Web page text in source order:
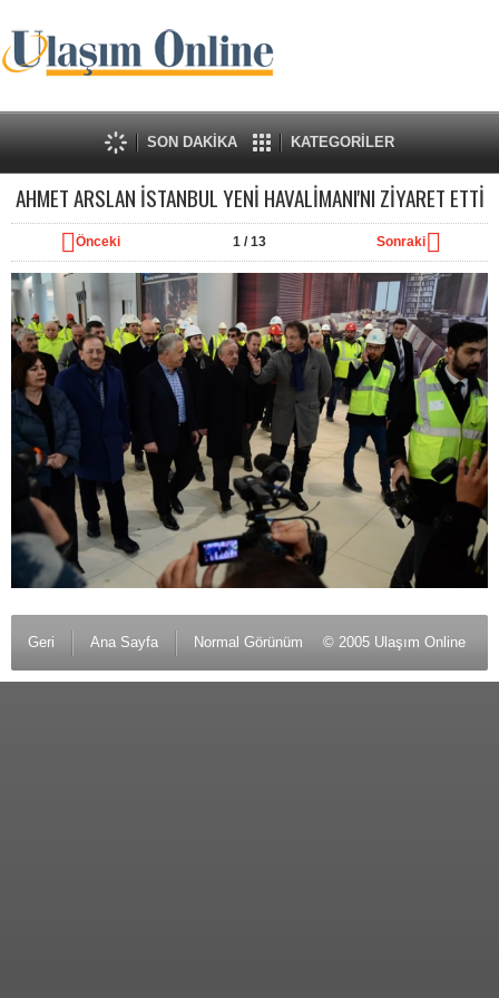
SON DAKİKA KATEGORİLER
AHMET ARSLAN İSTANBUL YENİ HAVALİMANI'NI ZİYARET ETTİ
Önceki 1/ 13 Sonraki
Geri Ana Sayfa Normal Görünüm © 2005 Ulaşım Online